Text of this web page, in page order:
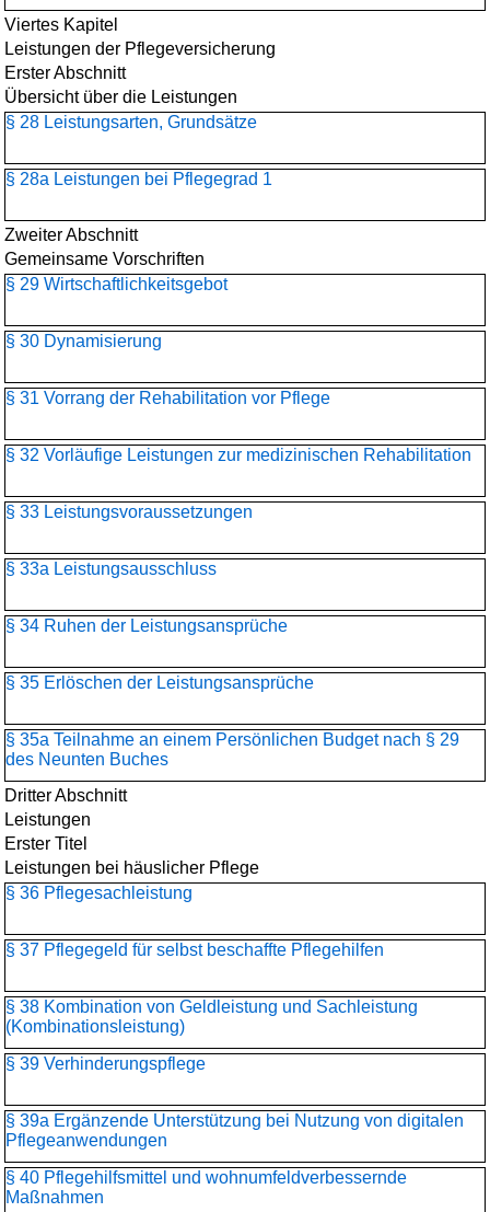
Viertes Kapitel
Leistungen der Pflegeversicherung
Erster Abschnitt
Übersicht über die Leistungen
§ 28 Leistungsarten, Grundsätze
§ 28a Leistungen bei Pflegegrad 1
Zweiter Abschnitt
Gemeinsame Vorschriften
§ 29 Wirtschaftlichkeitsgebot
§ 30 Dynamisierung
§ 31 Vorrang der Rehabilitation vor Pflege
§ 32 Vorläufige Leistungen zur medizinischen Rehabilitation
§ 33 Leistungsvoraussetzungen
§ 33a Leistungsausschluss
§ 34 Ruhen der Leistungsansprüche
§ 35 Erlöschen der Leistungsansprüche
§ 35a Teilnahme an einem Persönlichen Budget nach § 29
des Neunten Buches
Dritter Abschnitt
Leistungen
Erster Titel
Leistungen bei häuslicher Pflege
§ 36 Pflegesachleistung
§ 37 Pflegegeld für selbst beschaffte Pflegehilfen
§ 38 Kombination von Geldleistung und Sachleistung
(Kombinationsleistung)
§ 39 Verhinderungspflege
§ 39a Ergänzende Unterstützung bei Nutzung von digitalen
Pflegeanwendungen
§ 40 Pflegehilfsmittel und wohnumfeldverbessernde
Maßnahmen